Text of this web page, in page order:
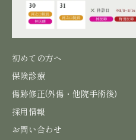
初めての方へ
保険診療
傷跡修正(外傷・他院手術後)
採用情報
お問い合わせ